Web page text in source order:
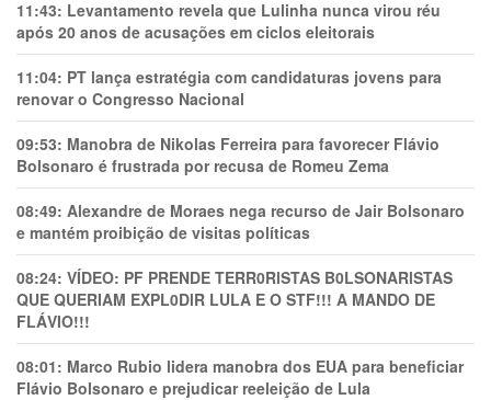
11:43: Levantamento revela que Lulinha nunca virou réu
após 20 anos de acusações em ciclos eleitorais
11:04: PT lança estratégia com candidaturas jovens para
renovar o Congresso Nacional
09:53: Manobra de Nikolas Ferreira para favorecer Flávio
Bolsonaro é frustrada por recusa de Romeu Zema
08:49: Alexandre de Moraes nega recurso de Jair Bolsonaro
e mantém proibição de visitas políticas
08:24: VÍDEO: PF PRENDE TERR0RlSTAS B0LSONARlSTAS
QUE QUERIAM EXPL0DlR LULA E O STF!!! A MANDO DE
FLÁVIO!!!
08:01: Marco Rubio lidera manobra dos EUA para beneficiar
Flávio Bolsonaro e prejudicar reeleição de Lula